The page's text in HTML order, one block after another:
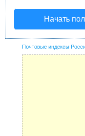
Начать
Почтовые индексы